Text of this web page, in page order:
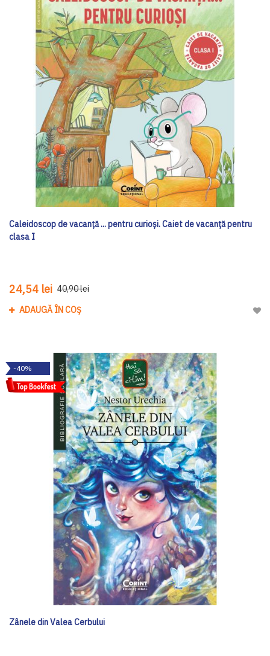
Caleidoscop de vacanță ... pentru curioși. Caiet de vacanță pentru
clasa I
24,54 lei 40,90 lei
ADAUGĂ ÎN COȘ
-40%
Zânele din Valea Cerbului